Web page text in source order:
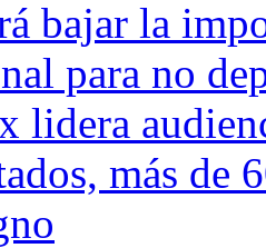
bajar la
para no
lidera
más de